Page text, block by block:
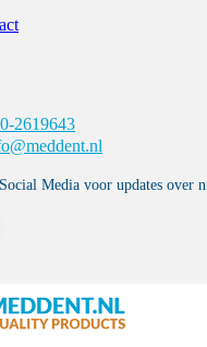
2619643
Media voor updates over